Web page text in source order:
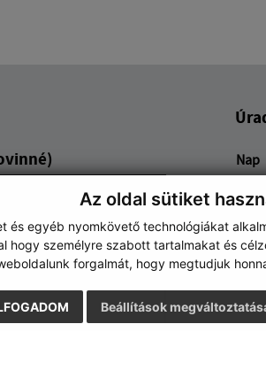
Az oldal sütiket
és egyéb nyomkövető technológiákat
hogy személyre szabott tartalmakat és
forgalmát, hogy megtudjuk
Beállítások
Nap